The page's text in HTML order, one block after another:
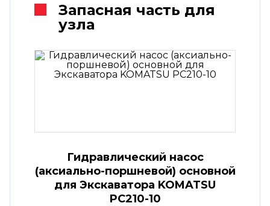
Запасная часть для
узла
Гидравлический насос
(аксиально-поршневой) основной
для Экскаватора KOMATSU
PC210-10